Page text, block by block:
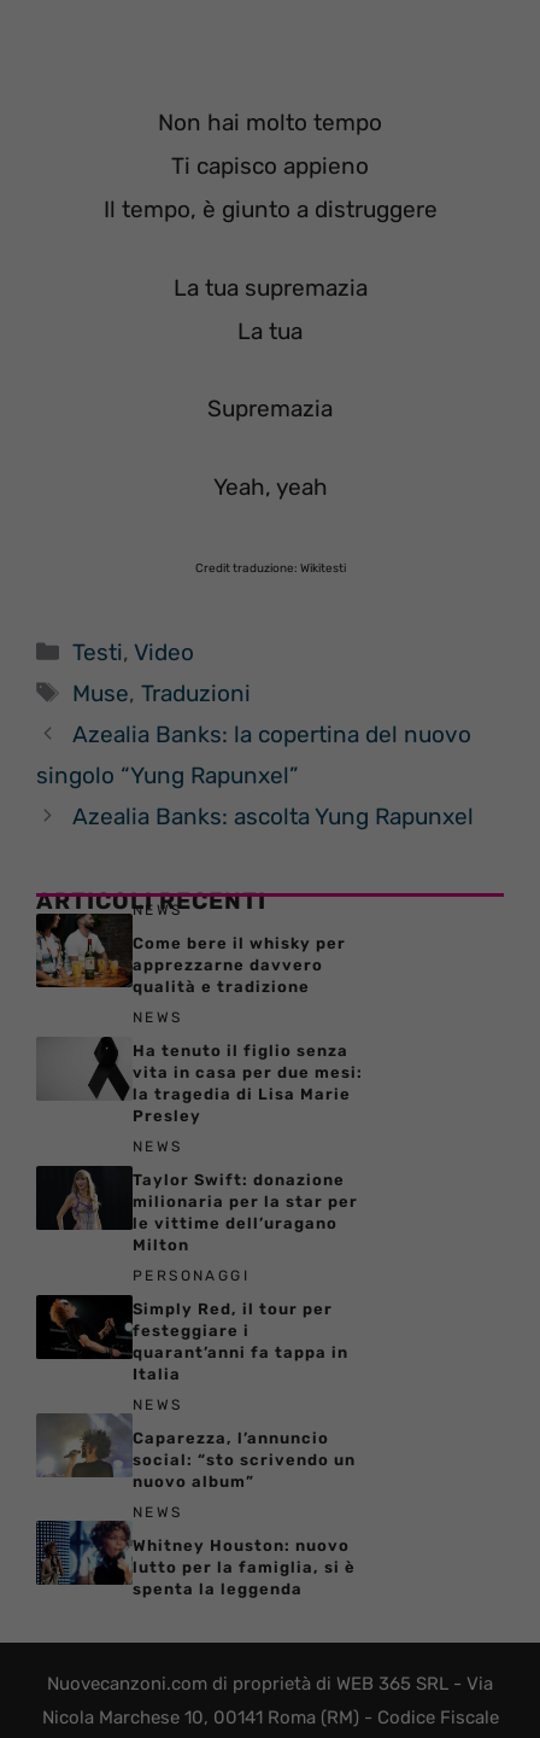
Non hai molto tempo
Ti capisco appieno
Il tempo, è giunto a distruggere
La tua supremazia
La tua
Supremazia
Yeah, yeah
Credit traduzione: Wikitesti
Categorie
Testi,Video
Tag
Muse,Traduzioni
Azealia Banks: la copertina del nuovo
singolo “Yung Rapunxel”
Azealia Banks: ascolta Yung Rapunxel
ARTICOLI RECENTI
NEWS
Come bere il whisky per
apprezzarne davvero
qualità e tradizione
NEWS
Ha tenuto il figlio senza
vita in casa per due mesi:
la tragedia di Lisa Marie
Presley
NEWS
Taylor Swift: donazione
milionaria per la star per
le vittime dell’uragano
Milton
PERSONAGGI
Simply Red, il tour per
festeggiare i
quarant’anni fa tappa in
Italia
NEWS
Caparezza, l’annuncio
social: “sto scrivendo un
nuovo album”
NEWS
Whitney Houston: nuovo
lutto per la famiglia, si è
spenta la leggenda
Nuovecanzoni.com di proprietà di WEB 365 SRL - Via
Nicola Marchese 10, 00141 Roma (RM) - Codice Fiscale